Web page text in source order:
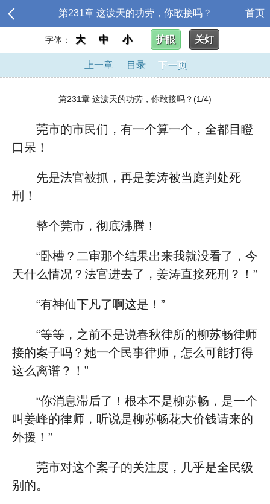
第231章 这泼天的功劳，你敢接吗？ 首页
字体： 大 中 小 护眼 关灯
上一章 目录 下一页
第231章 这泼天的功劳，你敢接吗？(1/4)
莞市的市民们，有一个算一个，全都目瞪
口呆！
先是法官被抓，再是姜涛被当庭判处死
刑！
整个莞市，彻底沸腾！
“卧槽？二审那个结果出来我就没看了，今
天什么情况？法官进去了，姜涛直接死刑？！”
“有神仙下凡了啊这是！”
“等等，之前不是说春秋律所的柳苏畅律师
接的案子吗？她一个民事律师，怎么可能打得
这么离谱？！”
“你消息滞后了！根本不是柳苏畅，是一个
叫姜峰的律师，听说是柳苏畅花大价钱请来的
外援！”
莞市对这个案子的关注度，几乎是全民级
别的。